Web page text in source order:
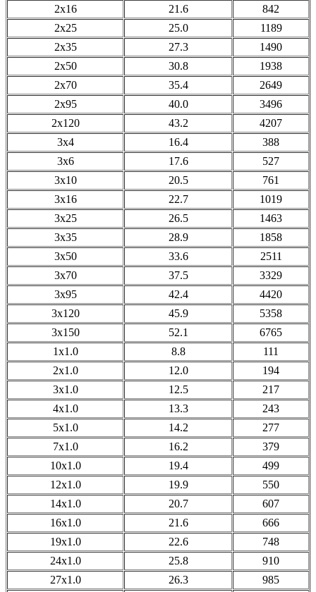
2x16
21.6
842
2x25
25.0
1189
2x35
27.3
1490
2x50
30.8
1938
2x70
35.4
2649
2x95
40.0
3496
2x120
43.2
4207
3x4
16.4
388
3x6
17.6
527
3x10
20.5
761
3x16
22.7
1019
3x25
26.5
1463
3x35
28.9
1858
3x50
33.6
2511
3x70
37.5
3329
3x95
42.4
4420
3x120
45.9
5358
3x150
52.1
6765
1x1.0
8.8
111
2x1.0
12.0
194
3x1.0
12.5
217
4x1.0
13.3
243
5x1.0
14.2
277
7x1.0
16.2
379
10x1.0
19.4
499
12x1.0
19.9
550
14x1.0
20.7
607
16x1.0
21.6
666
19x1.0
22.6
748
24x1.0
25.8
910
27x1.0
26.3
985